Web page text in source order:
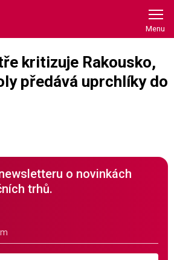
kritizuje Rakousko,
předává uprchlíky do
o novinkách
trhů.